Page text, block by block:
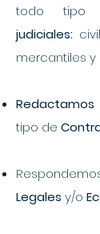
todo
judiciales:
mercantiles
Redactamos
tipo de
Legales y/o